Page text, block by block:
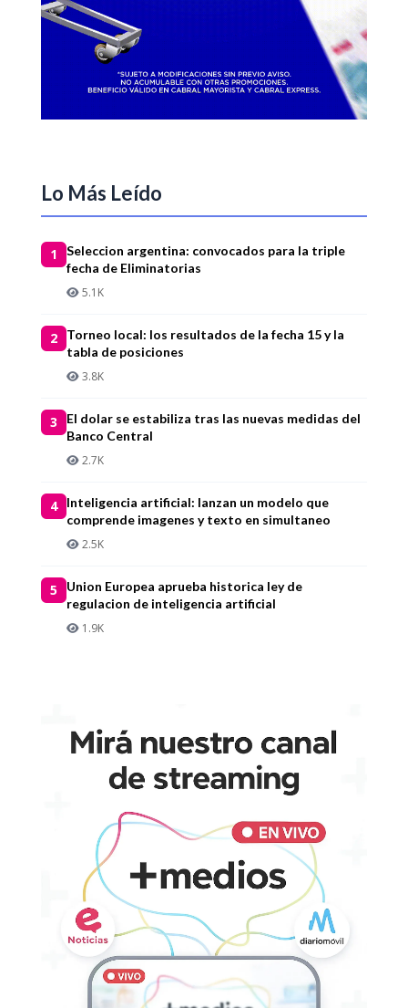
Lo Más Leído
1
Seleccion argentina: convocados para la triple
fecha de Eliminatorias
5.1K
2
Torneo local: los resultados de la fecha 15 y la
tabla de posiciones
3.8K
3
El dolar se estabiliza tras las nuevas medidas del
Banco Central
2.7K
4
Inteligencia artificial: lanzan un modelo que
comprende imagenes y texto en simultaneo
2.5K
5
Union Europea aprueba historica ley de
regulacion de inteligencia artificial
1.9K